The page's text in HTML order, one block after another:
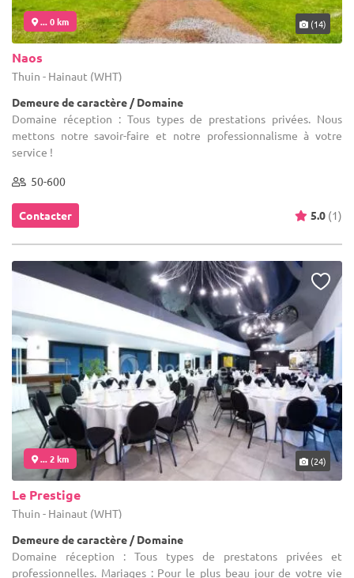
... 0 km (14)
Naos
Thuin - Hainaut (WHT)
Demeure de caractère / Domaine
Domaine réception : Tous types de prestations privées. Nous
mettons notre savoir-faire et notre professionnalisme à votre
service !
50-600
Contacter 5.0 (1)
... 2 km (24)
Le Prestige
Thuin - Hainaut (WHT)
Demeure de caractère / Domaine
Domaine réception : Tous types de prestatons privées et
professionnelles. Mariages : Pour le plus beau jour de votre vie